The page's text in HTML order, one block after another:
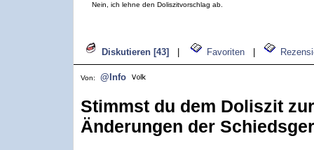
Nein, ich lehne den Doliszitvorschlag ab.
Diskutieren [43] Favoriten
Von: @Info
Stimmst du dem Doliszit
Änderungen der